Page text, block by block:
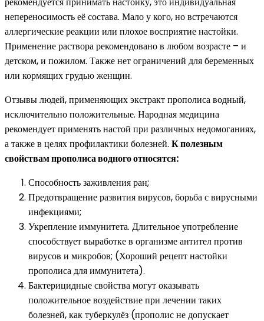
непереносимость её состава. Мало у кого, но встречаются
аллергические реакции или плохое восприятие настойки.
Применение раствора рекомендовано в любом возрасте – и
детском, и пожилом. Также нет ограничений для беременных
или кормящих грудью женщин.
Отзывы людей, применяющих экстракт прополиса водный,
исключительно положительные. Народная медицина
рекомендует применять настой при различных недомоганиях,
а также в целях профилактики болезней. К полезным
свойствам прополиса водного относятся:
Способность заживления ран;
Предотвращение развития вирусов, борьба с вирусными
инфекциями;
Укрепление иммунитета. Длительное употребление
способствует выработке в организме антител против
вирусов и микробов; (Хороший рецепт настойки
прополиса для иммунитета).
Бактерицидные свойства могут оказывать
положительное воздействие при лечении таких
болезней, как туберкулёз (прополис не допускает